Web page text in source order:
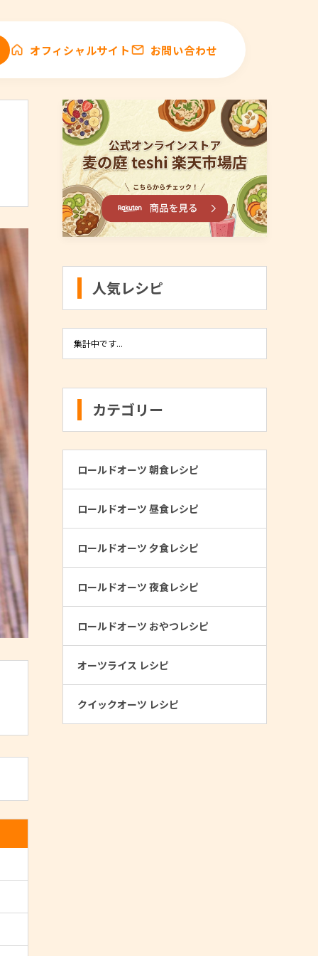
オフィシャルサイト お問い合わせ
人気レシピ
集計中です...
カテゴリー
ロールドオーツ 朝食レシピ
ロールドオーツ 昼食レシピ
ロールドオーツ 夕食レシピ
ロールドオーツ 夜食レシピ
ロールドオーツ おやつレシピ
オーツライス レシピ
クイックオーツ レシピ